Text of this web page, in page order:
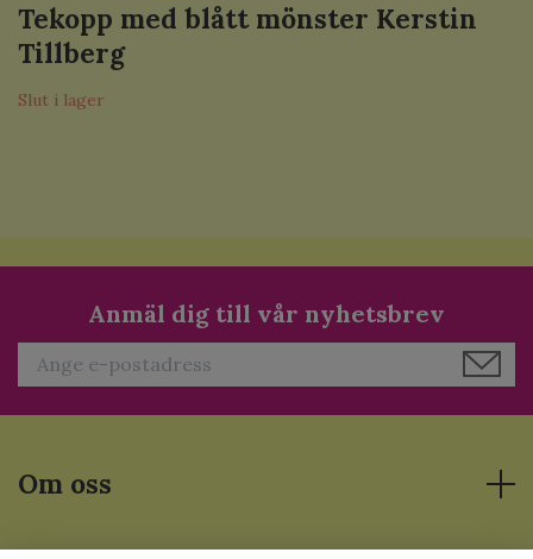
Tekopp med blått mönster Kerstin
Tillberg
Slut i lager
Anmäl dig till vår nyhetsbrev
Om oss